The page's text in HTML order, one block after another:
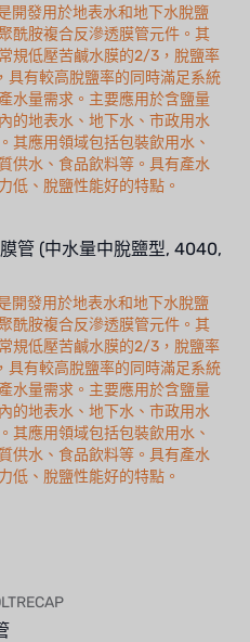
開發用於地表水和地下水脫鹽
酰胺複合反滲透膜管元件。其
規低壓苦鹹水膜的2/3，脫鹽率
具有較高脫鹽率的同時滿足系統
水量需求。主要應用於含鹽量
的地表水、地下水、市政用水
其應用領域包括包裝飲用水、
供水、食品飲料等。具有產水
低、脫鹽性能好的特點。
管 (中水量中脫鹽型, 4040,
開發用於地表水和地下水脫鹽
酰胺複合反滲透膜管元件。其
規低壓苦鹹水膜的2/3，脫鹽率
具有較高脫鹽率的同時滿足系統
水量需求。主要應用於含鹽量
的地表水、地下水、市政用水
其應用領域包括包裝飲用水、
供水、食品飲料等。具有產水
低、脫鹽性能好的特點。